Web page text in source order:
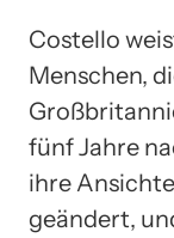
Costello
Menschen,
fünf Jahre
ihre
geändert,